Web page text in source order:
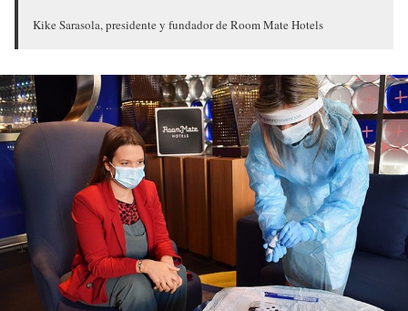
Kike Sarasola, presidente y fundador de Room Mate Hotels